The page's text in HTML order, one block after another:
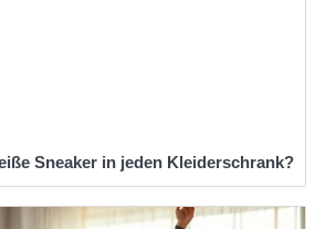
Sneaker in jeden Kleiderschrank?